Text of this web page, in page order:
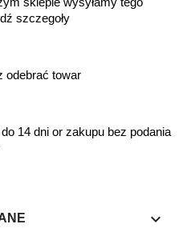
szczegoły
odebrać towar
14 dni or zakupu bez podania
